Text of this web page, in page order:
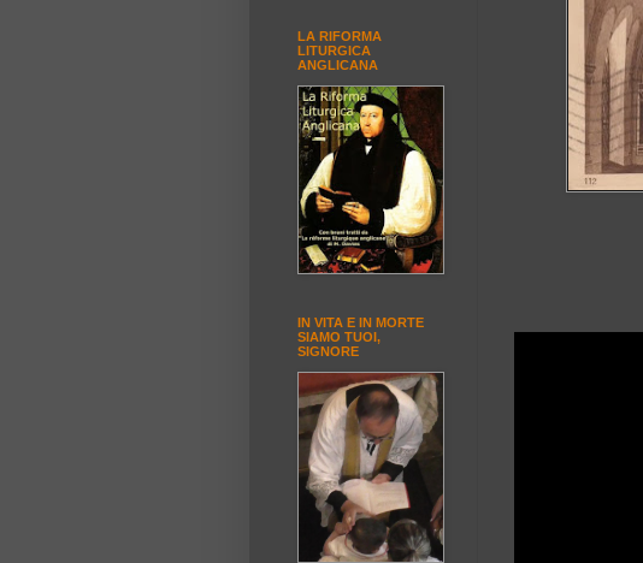
LA RIFORMA
LITURGICA
ANGLICANA
IN VITA E IN MORTE
SIAMO TUOI,
SIGNORE